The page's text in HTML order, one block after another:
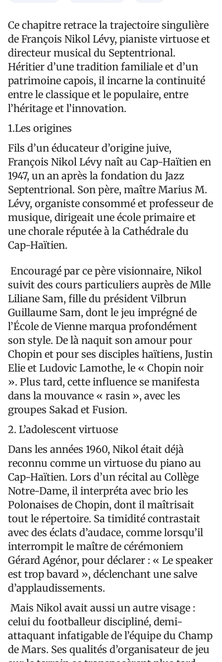
Ce chapitre retrace la trajectoire singulière
de François Nikol Lévy, pianiste virtuose et
directeur musical du Septentrional.
Héritier d’une tradition familiale et d’un
patrimoine capois, il incarne la continuité
entre le classique et le populaire, entre
l’héritage et l’innovation.
1.Les origines
Fils d’un éducateur d’origine juive,
François Nikol Lévy naît au Cap-Haïtien en
1947, un an après la fondation du Jazz
Septentrional. Son père, maître Marius M.
Lévy, organiste consommé et professeur de
musique, dirigeait une école primaire et
une chorale réputée à la Cathédrale du
Cap-Haïtien.
Encouragé par ce père visionnaire, Nikol
suivit des cours particuliers auprès de Mlle
Liliane Sam, fille du président Vilbrun
Guillaume Sam, dont le jeu imprégné de
l’École de Vienne marqua profondément
son style. De là naquit son amour pour
Chopin et pour ses disciples haïtiens, Justin
Elie et Ludovic Lamothe, le « Chopin noir
». Plus tard, cette influence se manifesta
dans la mouvance « rasin », avec les
groupes Sakad et Fusion.
2. L’adolescent virtuose
Dans les années 1960, Nikol était déjà
reconnu comme un virtuose du piano au
Cap-Haïtien. Lors d’un récital au Collège
Notre-Dame, il interpréta avec brio les
Polonaises de Chopin, dont il maîtrisait
tout le répertoire. Sa timidité contrastait
avec des éclats d’audace, comme lorsqu’il
interrompit le maître de cérémoniem
Gérard Agénor, pour déclarer : « Le speaker
est trop bavard », déclenchant une salve
d’applaudissements.
Mais Nikol avait aussi un autre visage :
celui du footballeur discipliné, demi-
attaquant infatigable de l’équipe du Champ
de Mars. Ses qualités d’organisateur de jeu